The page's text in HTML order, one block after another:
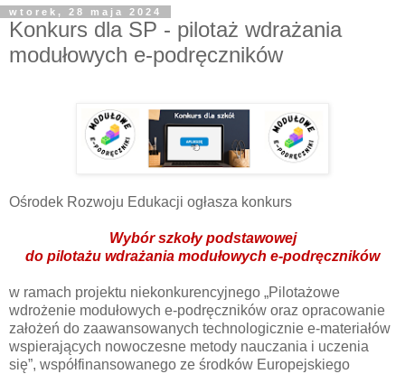
wtorek, 28 maja 2024
Konkurs dla SP - pilotaż wdrażania
modułowych e-podręczników
Ośrodek Rozwoju Edukacji ogłasza konkurs
Wybór szkoły podstawowej
do pilotażu wdrażania modułowych e-podręczników
w ramach projektu niekonkurencyjnego „Pilotażowe
wdrożenie modułowych e-podręczników oraz opracowanie
założeń do zaawansowanych technologicznie e-materiałów
wspierających nowoczesne metody nauczania i uczenia
się”, współfinansowanego ze środków Europejskiego